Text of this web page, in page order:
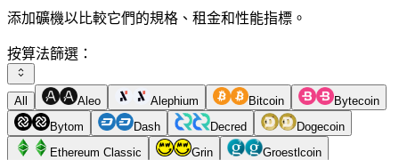
添加礦機以比較它們的規格、租金和性能指標。
按算法篩選：
All Aleo Alephium Bitcoin
Bytecoin
Bytom
Dash Decred
Dogecoin
Ethereum Classic
Grin
Groestlcoin